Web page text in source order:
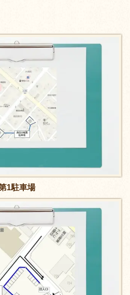
1駐車場